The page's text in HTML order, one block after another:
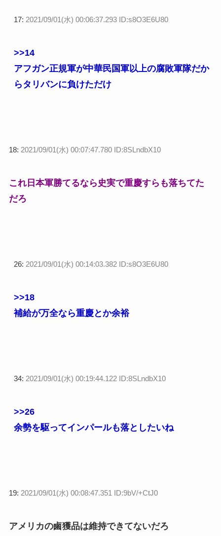
17: 2021/09/01(水) 00:06:37.293 ID:s8O3E6U80
>>14
アフガン正規軍が中華民国軍以上の腐敗軍隊だか
らタリバンに負けただけ
18: 2021/09/01(水) 00:07:47.780 ID:8SLndbX10
これ日本軍勝てるなら史実で重慶すらも落ちてた
だろ
26: 2021/09/01(水) 00:14:03.382 ID:s8O3E6U80
>>18
補給が万全なら重慶とか余裕
34: 2021/09/01(水) 00:19:44.122 ID:8SLndbX10
>>26
余勢を駆ってインパールも落としたいね
19: 2021/09/01(水) 00:08:47.351 ID:9bV/+CtJ0
アメリカの鹵獲品は維持できてないだろ